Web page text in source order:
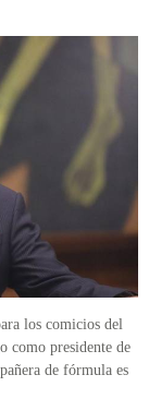
los comicios del
como presidente de
de fórmula es